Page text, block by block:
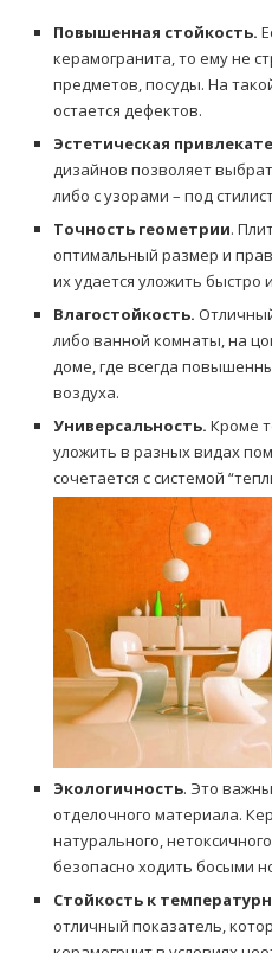
Повышенная стойкость.
керамогранита, то ему не
предметов, посуды. На
остается дефектов.
Эстетическая
дизайнов позволяет
либо с узорами – под
Точность геометрии.
оптимальный размер и
их удается уложить быстро
Влагостойкость.
либо ванной комнаты, на
доме, где всегда
воздуха.
Универсальность. Кроме
уложить в разных видах
сочетается с системой
Экологичность. Это
отделочного материала.
натурального,
безопасно ходить босыми
Стойкость к
отличный показатель,